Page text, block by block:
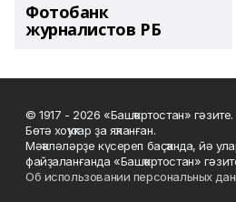
Фотобанк
журналистов РБ
© 1917 - 2026 «Башҡортостан» гәзите.
Бөтә хоҡуҡтар ҙа яҡланған.
Мәҡәләләрҙе күсереп баҫҡанда, йә
файҙаланғанда «Башҡортостан»
Об использовании персональных